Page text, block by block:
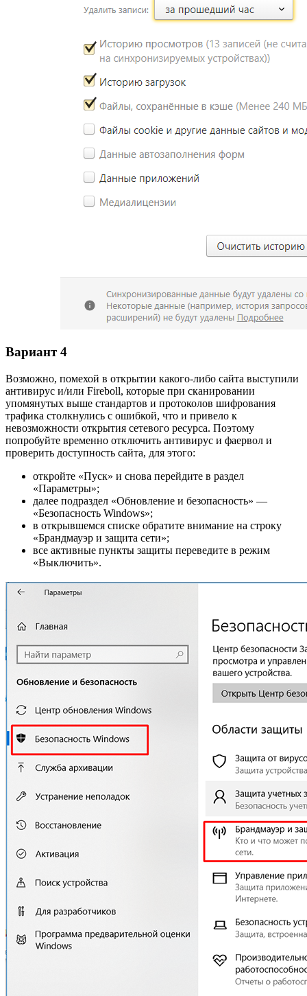
Вариант 4
Возможно, помехой в открытии какого-либо сайта выступили
антивирус и/или Fireboll, которые при сканировании
упомянутых выше стандартов и протоколов шифрования
трафика столкнулись с ошибкой, что и привело к
невозможности открытия сетевого ресурса. Поэтому
попробуйте временно отключить антивирус и фаервол и
проверить доступность сайта, для этого:
откройте «Пуск» и снова перейдите в раздел
«Параметры»;
далее подраздел «Обновление и безопасность» —
«Безопасность Windows»;
в открывшемся списке обратите внимание на строку
«Брандмауэр и защита сети»;
все активные пункты защиты переведите в режим
«Выключить».